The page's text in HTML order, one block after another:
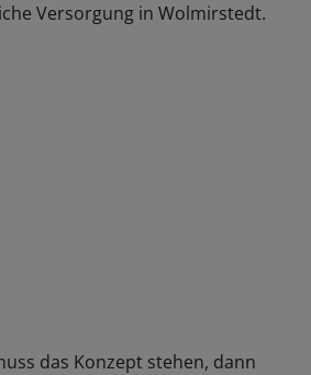
Versorgung in Wolmirstedt.
das Konzept stehen, dann